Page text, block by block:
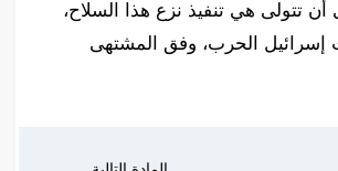
أن تتولى هي تنفيذ نزع هذا السلاح،
الحرب، وفق المشتهى